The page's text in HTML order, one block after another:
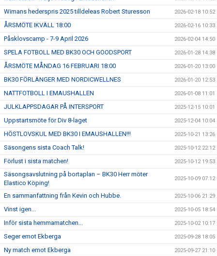
Wimans hederspris 2025 tilldeleas Robert Sturesson 2026-02-18 10:52
ÅRSMÖTE IKVÄLL 18:00 2026-02-16 10:33
Påsklovscamp - 7-9 April 2026 2026-02-04 14:50
SPELA FOTBOLL MED BK30 OCH GOODSPORT 2026-01-28 14:38
ÅRSMÖTE MÅNDAG 16 FEBRUARI 18:00 2026-01-20 13:00
BK30 FÖRLÄNGER MED NORDICWELLNES 2026-01-20 12:53
NATTFOTBOLL I EMAUSHALLEN 2026-01-08 11:01
JULKLAPPSDAGAR PÅ INTERSPORT 2025-12-15 10:01
Uppstartsmöte för Div 8-laget 2025-12-04 10:04
HÖSTLOVSKUL MED BK30 I EMAUSHALLEN!!! 2025-10-21 13:26
Säsongens sista Coach Talk! 2025-10-12 22:12
Förlust i sista matchen! 2025-10-12 19:53
Säsongsavslutning på bortaplan – BK30 Herr möter
Elastico Köping!
2025-10-09 07:12
En sammanfattning från Kevin och Hubbe. 2025-10-06 21:29
Vinst igen... 2025-10-05 18:54
Inför sista hemmamatchen... 2025-10-02 10:17
Seger emot Ekberga 2025-09-28 18:05
Ny match emot Ekberga 2025-09-27 21:10